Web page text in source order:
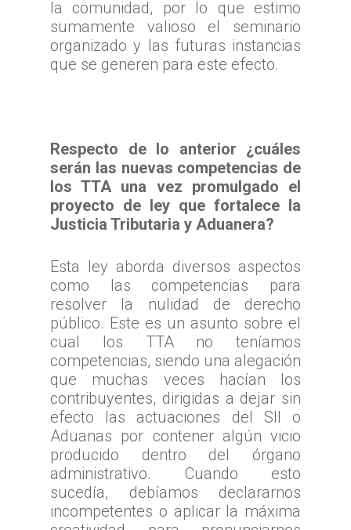
la comunidad, por lo que estimo
sumamente valioso el seminario
organizado y las futuras instancias
que se generen para este efecto.
Respecto de lo anterior ¿cuáles
serán las nuevas competencias de
los TTA una vez promulgado el
proyecto de ley que fortalece la
Justicia Tributaria y Aduanera?
Esta ley aborda diversos aspectos
como las competencias para
resolver la nulidad de derecho
público. Este es un asunto sobre el
cual los TTA no teníamos
competencias, siendo una alegación
que muchas veces hacían los
contribuyentes, dirigidas a dejar sin
efecto las actuaciones del SII o
Aduanas por contener algún vicio
producido dentro del órgano
administrativo. Cuando esto
sucedía, debíamos declararnos
incompetentes o aplicar la máxima
Solicitud de acceso a la
información
Preguntas Frecuentes
Reclamación
Cómo presentar un
Jurisprudencia
Sentencias Definitivas
Zona Norte
TTA de la Región de
Antofagasta
TTA de la Región de
TTA de la Región de
Coquimbo
Zona Centro
Metropolitana
TTA de la Región del
Libertador General
O`Higgins
TTA de la Región de
Araucanía
TTA de la Región de
Lagos
TTA de la Región de
del General Carlos
Campo
TTA de la Región de
Magallanes y la
Chilena
Noticias
Fallos Relevantes
Atención Soporte
Lunes a Viernes entre
08:00 a 17:00